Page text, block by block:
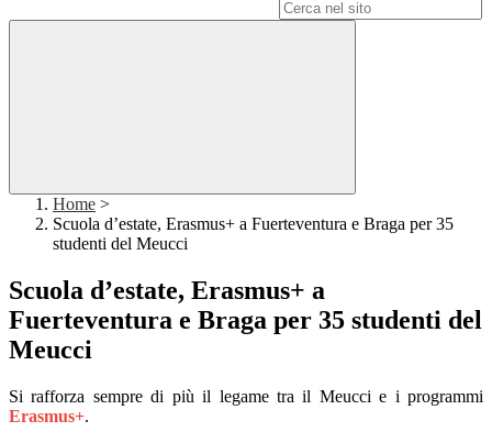
Home >
Scuola d’estate, Erasmus+ a Fuerteventura e Braga per 35
studenti del Meucci
Scuola d’estate, Erasmus+ a
Fuerteventura e Braga per 35 studenti del
Meucci
Si rafforza sempre di più il legame tra il Meucci e i programmi
Erasmus+.